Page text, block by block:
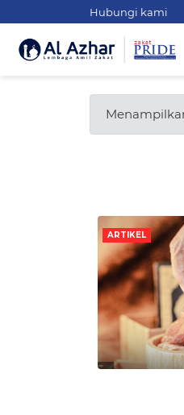
Hubungi kami
ARTIKEL